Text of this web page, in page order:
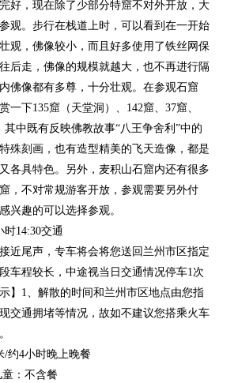
好，现在除了少部分特窟不对外开放，大
观。步行在栈道上时，可以看到在一开始
观，佛像较小，而且好多使用了铁丝网保
后走，佛像的规模就越大，也不再进行隔
佛像都有多尊，十分壮观。在参观石窟
一下135窟（天堂洞）、142窟、37窟、
其中既有反映佛教故事“八王争舍利”中的
殊刻画，也有造型精美的飞天造像，都是
各具特色。另外，麦积山石窟内还有很多
，不对常规游客开放，参观需要另外付
兴趣的可以选择参观。
14:30交通
近尾声，专车将会将您送回兰州市区指定
车程较长，中途视当日交通情况停车1次
】1、解散的时间和兰州市区地点由您指
交通拥堵等情况，故如不建议您搭乘火车
/约4小时晚上晚餐
：不含餐